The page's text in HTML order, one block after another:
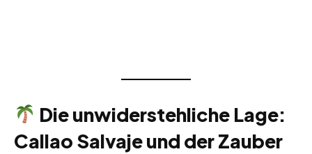
Die unwiderstehliche Lage:
Callao Salvaje und der Zauber